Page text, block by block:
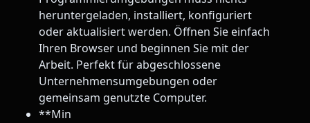
heruntergeladen, installiert, konfiguriert
oder aktualisiert werden. Öffnen Sie einfach
Ihren Browser und beginnen Sie mit der
Arbeit. Perfekt für abgeschlossene
Unternehmensumgebungen oder
gemeinsam genutzte Computer.
**Min